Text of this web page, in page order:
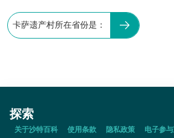
卡萨遗产村所在省份是：
探索
关于沙特百科 使用条款 隐私政策 电子参